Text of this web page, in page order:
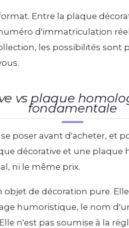
Entre la plaque
d'immatriculation
les possibilités sont
vs plaque
fondamentale
poser avant d'acheter, et
décorative et une
ni le même prix.
objet de décoration pure.
humoristique, le nom
n'est pas soumise à la